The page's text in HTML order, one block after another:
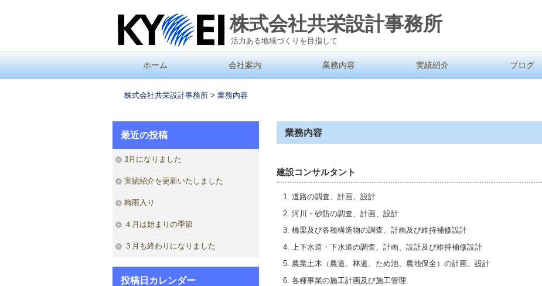
株式会社共栄設計事務所
活力ある地域づくりを目指して
メインメニュー
テ
ツ
へ
移
ホーム 会社案内 業務内容 実績紹介 ブログ
株式会社共栄設計事務所 > 業務内容
業務内容
建設コンサルタント
道路の調査、計画、設計
河川・砂防の調査、計画、設計
橋梁及び各種構造物の調査、計画及び維持補修設計
上下水道・下水道の調査、計画、設計及び維持補修設計
農業土木（農道、林道、ため池、農地保全）の計画、設計
各種事業の施工計画及び施工管理
最近の投稿
3月になりました
実績紹介を更新いたしました
梅雨入り
４月は始まりの季節
３月も終わりになりました
投稿日カレンダー